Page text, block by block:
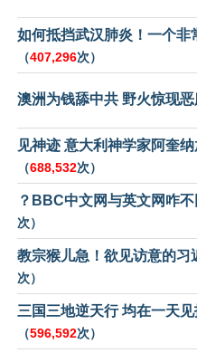
如何抵挡武汉肺炎！一个非
（407,296次）
澳洲为钱舔中共 野火惊现
见神迹 意大利神学家阿奎
（688,532次）
？BBC中文网与英文网咋
次）
教宗猴儿急！欲见访意的习
次）
三国三地逆天行 均在一天
（596,592次）